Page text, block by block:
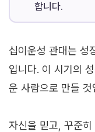
합니다.
십이운성 관대는 성
입니다. 이 시기의
운 사람으로 만들 것
자신을 믿고, 꾸준